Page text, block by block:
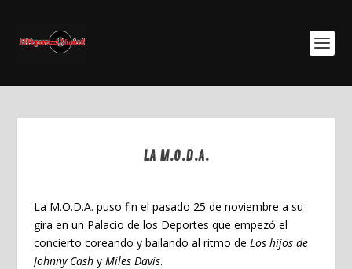
LA M.O.D.A.
La M.O.D.A. puso fin el pasado 25 de noviembre a su
gira en un Palacio de los Deportes que empezó el
concierto coreando y bailando al ritmo de Los hijos de
Johnny Cashy Miles Davis.